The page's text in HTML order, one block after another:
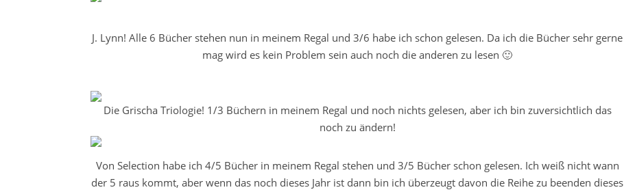
J. Lynn! Alle 6 Bücher stehen nun in meinem Regal und 3/6 habe ich schon gelesen. Da ich die Bücher sehr gerne
mag wird es kein Problem sein auch noch die anderen zu lesen 🙂
Die Grischa Triologie! 1/3 Büchern in meinem Regal und noch nichts gelesen, aber ich bin zuversichtlich das
noch zu ändern!
Von Selection habe ich 4/5 Bücher in meinem Regal stehen und 3/5 Bücher schon gelesen. Ich weiß nicht wann
der 5 raus kommt, aber wenn das noch dieses Jahr ist dann bin ich überzeugt davon die Reihe zu beenden dieses